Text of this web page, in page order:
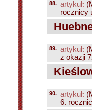
88. artykuł:
rocznicy
89. artykuł:
z okazji
90. artykuł:
6.